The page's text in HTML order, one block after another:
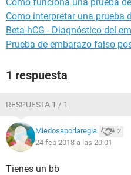
Como interpretar una prueba
Beta-hCG - Diagnóstico del
Prueba de embarazo falso
1 respuesta
RESPUESTA 1 / 1
Miedosaporlaregla 2
24 feb 2018 a las 20:01
Tienes un bb